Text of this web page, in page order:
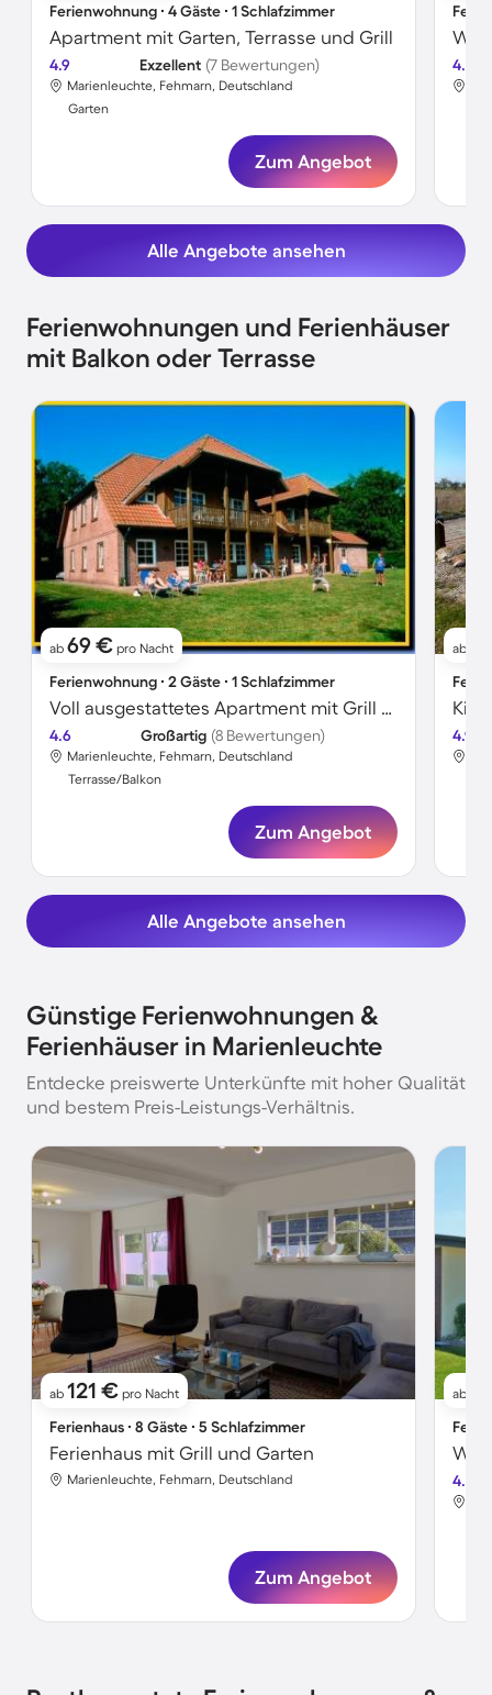
Ferienwohnung ∙ 4 Gäste ∙ 1 Schlafzimmer
Apartment mit Garten, Terrasse und Grill
4.9 Exzellent (7 Bewertungen)
Marienleuchte, Fehmarn, Deutschland
Garten
Zum Angebot
4.5
Alle Angebote ansehen
Ferienwohnungen und Ferienhäuser
mit Balkon oder Terrasse
ab 69 € pro Nacht
Ferienwohnung ∙ 2 Gäste ∙ 1 Schlafzimmer
Voll ausgestattetes Apartment mit Grill und Garten | Haustierfreundlich
4.6 Großartig (8 Bewertungen)
Marienleuchte, Fehmarn, Deutschland
Terrasse/Balkon
Zum Angebot
ab
4.9
Alle Angebote ansehen
Günstige Ferienwohnungen &
Ferienhäuser in Marienleuchte
Entdecke preiswerte Unterkünfte mit hoher Qualität
und bestem Preis-Leistungs-Verhältnis.
ab 121 € pro Nacht
Ferienhaus ∙ 8 Gäste ∙ 5 Schlafzimmer
Ferienhaus mit Grill und Garten
Marienleuchte, Fehmarn, Deutschland
Zum Angebot
ab
4.4